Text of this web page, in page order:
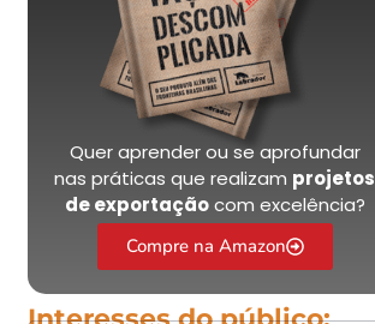
Quer aprender ou se aprofundar
nas práticas que realizam projetos
de exportaçãocom excelência?
Compre na Amazon